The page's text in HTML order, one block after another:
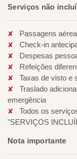
Serviços não
Passagens
Check-in
Despesas
Refeições
Taxas de visto e
Traslado
emergência
Todos os
"SERVIÇOS
Nota importante